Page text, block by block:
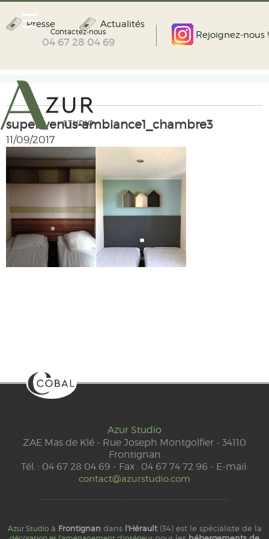
Rejoignez-nous !
Contactez-nous
04 67 28 04 69
Presse Actualités
super-venus-ambiance1_chambre3
11/09/2017
Azur Studio
ZAE Mas de Klé - Rue Joseph Montgolfier - 34110
Frontignan
Tél. : 04 67 28 04 69 - Fax : 04 67 74 72 96 - E-mail:
contact@azurstudio.com
Azur Studioà Frontignan dans l'Hérault(34) est le spécialiste de la